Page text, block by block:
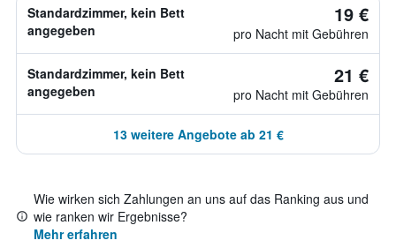
Standardzimmer, kein Bett
angegeben
19 €
pro Nacht mit Gebühren
Standardzimmer, kein Bett
angegeben
21 €
pro Nacht mit Gebühren
13 weitere Angebote ab 21 €
Wie wirken sich Zahlungen an uns auf das Ranking aus und
wie ranken wir Ergebnisse?
Mehr erfahren